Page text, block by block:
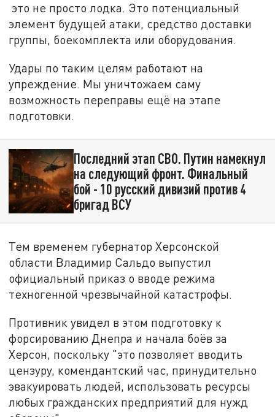
это не просто лодка. Это потенциальный
элемент будущей атаки, средство доставки
группы, боекомплекта или оборудования.
Удары по таким целям работают на
упреждение. Мы уничтожаем саму
возможность переправы ещё на этапе
подготовки.
Последний этап СВО. Путин намекнул
на следующий фронт. Финальный
бой - 10 русский дивизий против 4
бригад ВСУ
Тем временем губернатор Херсонской
области Владимир Сальдо выпустил
официальный приказ о вводе режима
техногенной чрезвычайной катастрофы.
Противник увидел в этом подготовку к
форсированию Днепра и начала боёв за
Херсон, поскольку "это позволяет вводить
цензуру, комендантский час, принудительно
эвакуировать людей, использовать ресурсы
любых гражданских предприятий для нужд